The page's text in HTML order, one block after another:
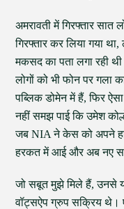
अमरावती में गिरफ्तार सात
गिरफ्तार कर लिया गया
मकसद का पता लगा रही
लोगों को भी फोन पर गला
पब्लिक डोमेन में हैं, फिर
नहीं समझ पाई कि उमेश
जब NIA ने केस को अपने
हरकत में आई और अब नए
जो सबूत मुझे मिले हैं, उनसे
वॉट्सऐप ग्रुप सक्रिय थे।